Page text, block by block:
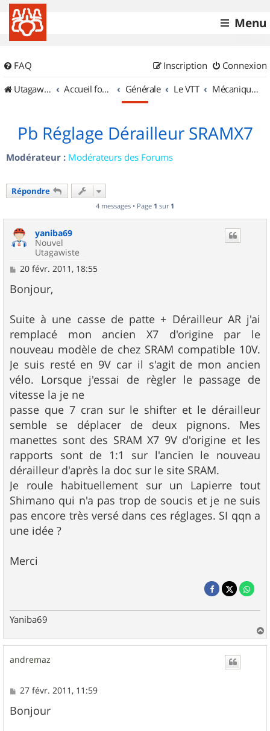
Menu
FAQ Connexion
Inscription
UtagawaVTT (Randos VTT et VTTAE avec traces GPS)
Accueil forum Générale Le VTT Mécanique et Entretiens
Pb Réglage Dérailleur SRAMX7
Modérateur : Modérateurs des Forums
Répondre
4 messages • Page 1 sur 1
yaniba69
Nouvel
Utagawiste
M
s
s
g
e
20 févr. 2011, 18:55
Bonjour,
Suite à une casse de patte + Dérailleur AR j'ai
remplacé mon ancien X7 d'origine par le
nouveau modèle de chez SRAM compatible 10V.
Je suis resté en 9V car il s'agit de mon ancien
vélo. Lorsque j'essai de règler le passage de
vitesse la je ne
passe que 7 cran sur le shifter et le dérailleur
semble se déplacer de deux pignons. Mes
manettes sont des SRAM X7 9V d'origine et les
rapports sont de 1:1 sur l'ancien le nouveau
dérailleur d'après la doc sur le site SRAM.
Je roule habituellement sur un Lapierre tout
Shimano qui n'a pas trop de soucis et je ne suis
pas encore très versé dans ces réglages. SI qqn a
une idée ?
Merci
Yaniba69
a
u
andremaz
M
s
s
27 févr. 2011, 11:59
Bonjour